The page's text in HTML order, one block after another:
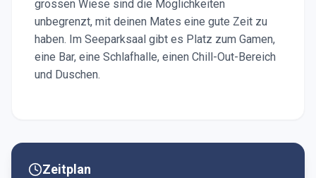
grossen Wiese sind die Möglichkeiten
unbegrenzt, mit deinen Mates eine gute Zeit zu
haben. Im Seeparksaal gibt es Platz zum Gamen,
eine Bar, eine Schlafhalle, einen Chill-Out-Bereich
und Duschen.
Zeitplan